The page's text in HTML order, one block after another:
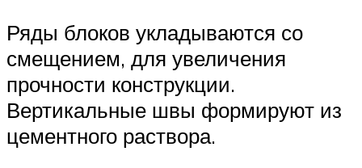
Ряды блоков укладываются со
смещением, для увеличения
прочности конструкции.
Вертикальные швы формируют из
цементного раствора.